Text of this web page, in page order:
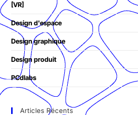
[VR]
Design d'espace
Design graphique
Design produit
PCdlabs
Articles Récents